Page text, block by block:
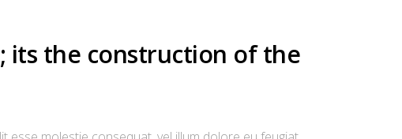
its the construction of the